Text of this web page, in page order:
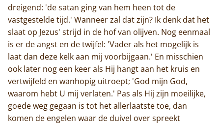
dreigend: 'de satan ging van hem heen tot de
vastgestelde tijd.' Wanneer zal dat zijn? Ik denk dat het
slaat op Jezus' strijd in de hof van olijven. Nog eenmaal
is er de angst en de twijfel: 'Vader als het mogelijk is
laat dan deze kelk aan mij voorbijgaan.' En misschien
ook later nog een keer als Hij hangt aan het kruis en
vertwijfeld en wanhopig uitroept; 'God mijn God,
waarom hebt U mij verlaten.' Pas als Hij zijn moeilijke,
goede weg gegaan is tot het allerlaatste toe, dan
komen de engelen waar de duivel over spreekt